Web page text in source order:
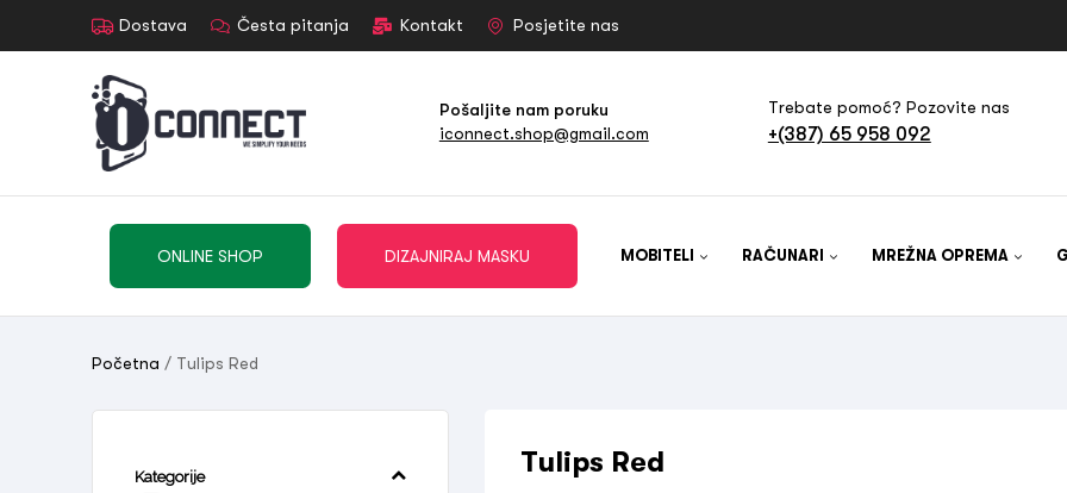
Dostava Česta pitanja Kontakt Posjetite nas
Pošaljite nam poruku
iconnect.shop@gmail.com
Trebate pomoć? Pozovite nas
+(387) 65 958 092
ONLINE SHOP DIZAJNIRAJ MASKU MOBITELI RAČUNARI MREŽNA OPREMA
Početna / Tulips Red
Tulips Red
Kategorije